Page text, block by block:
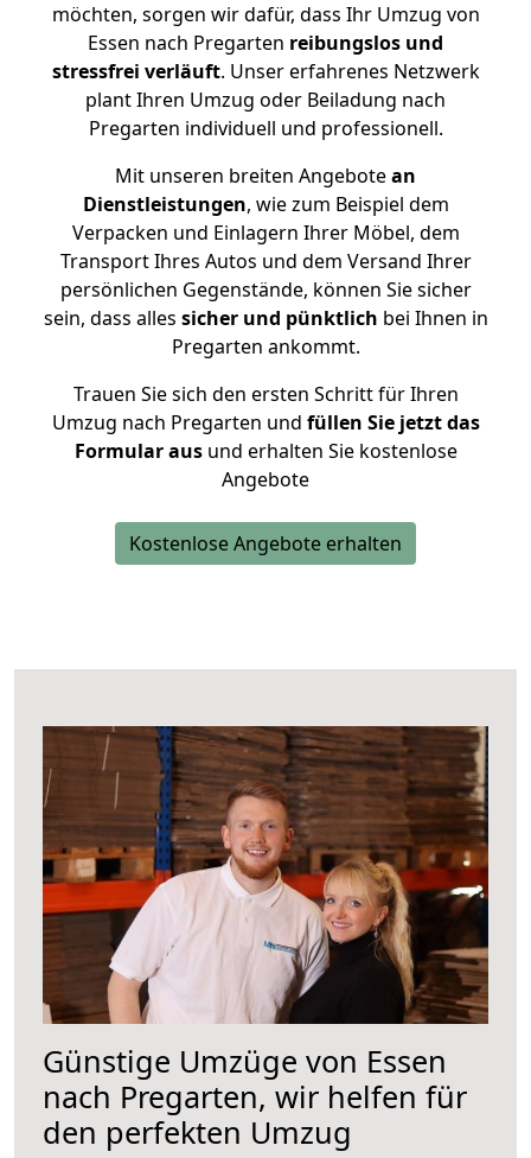
möchten, sorgen wir dafür, dass Ihr Umzug von
Essen nach Pregarten reibungslos und
stressfrei verläuft. Unser erfahrenes Netzwerk
plant Ihren Umzug oder Beiladung nach
Pregarten individuell und professionell.
Mit unseren breiten Angebotean
Dienstleistungen, wie zum Beispiel dem
Verpacken und Einlagern Ihrer Möbel, dem
Transport Ihres Autos und dem Versand Ihrer
persönlichen Gegenstände, können Sie sicher
sein, dass alles sicher und pünktlich bei Ihnen in
Pregarten ankommt.
Trauen Sie sich den ersten Schritt für Ihren
Umzug nach Pregarten und füllen Sie jetzt das
Formular ausund erhalten Sie kostenlose
Angebote
Kostenlose Angebote erhalten
Günstige Umzüge von Essen
nach Pregarten, wir helfen für
den perfekten Umzug